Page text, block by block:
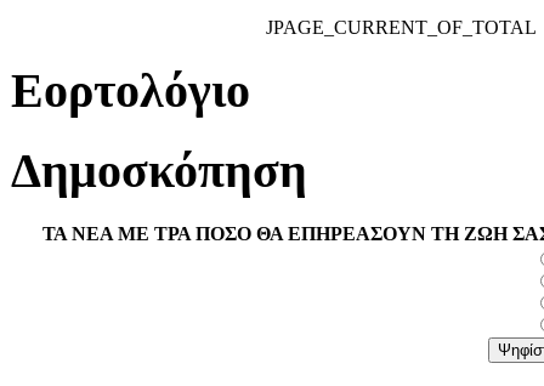
JPAGE_CURRENT_OF_TOTAL
Εορτολόγιο
Δημοσκόπηση
ΤΑ ΝΕΑ ΜΕ ΤΡΑ ΠΟΣΟ ΘΑ ΕΠΗΡΕΑΣΟΥΝ ΤΗ ΖΩΗ